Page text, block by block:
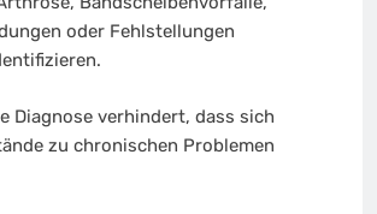
oder Fehlstellungen
Diagnose verhindert, dass sich
zu chronischen Problemen